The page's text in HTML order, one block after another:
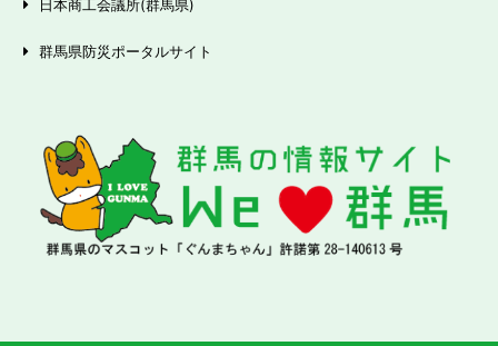
日本商工会議所(群馬県)
群馬県防災ポータルサイト